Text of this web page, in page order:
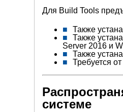
Для Build Tools
Также
Также
Server 2016 и
Также
Требуется
системе